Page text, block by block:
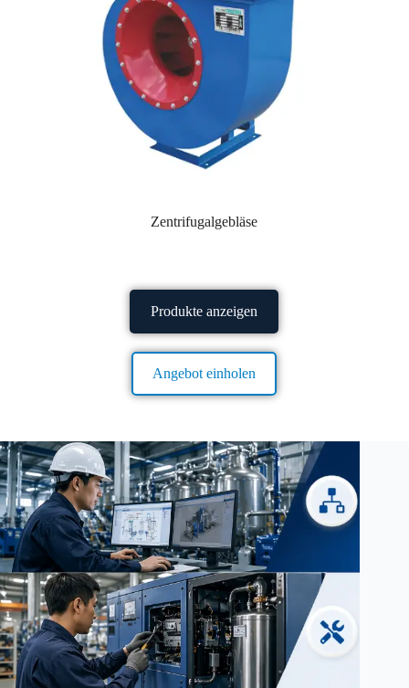
Zentrifugalgebläse
Produkte anzeigen
Angebot einholen